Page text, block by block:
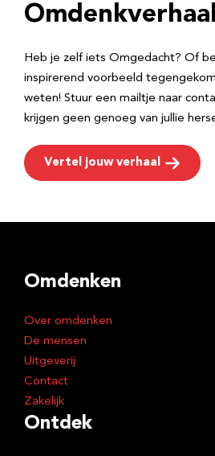
e
Heb je zelf iets Omgedacht? Of
inspirerend voorbeeld
weten! Stuur een mailtje naar
krijgen geen genoeg van jullie
Vertel jouw verhaal
Omdenken
Over omdenken
De mensen
Uitgeverij
Contact
Zakelijk
Ontdek